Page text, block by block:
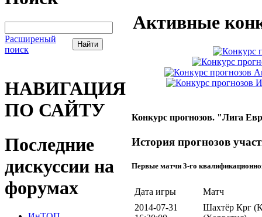
Расширеный
поиск
НАВИГАЦИЯ
ПО САЙТУ
Последние
дискуссии на
форумах
Активные
Конкурс прогнозов. "Лига
История прогнозов
Первые матчи 3-го
Дата игры Матч
2014-07-31
Шахтёр Крг